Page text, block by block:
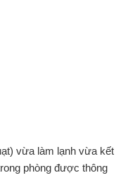
vừa làm lạnh vừa kết
phòng được thông